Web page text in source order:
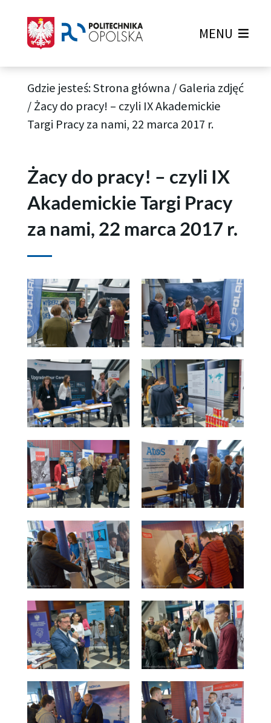
MENU
Gdzie jesteś:Strona główna /Galeria zdjęć
/Żacy do pracy! – czyli IX Akademickie
Targi Pracy za nami, 22 marca 2017 r.
Żacy do pracy! – czyli IX
Akademickie Targi Pracy
za nami, 22 marca 2017 r.